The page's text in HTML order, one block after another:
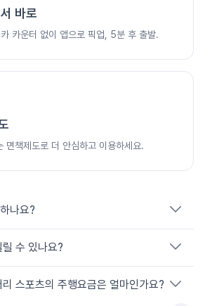
바로
카운터 없이 앱으로 픽업, 5분 후 출발.
면책제도로 더 안심하고 이용하세요.
나요?
치·일정을 선택한 뒤 원하는 차량을 고르면
수 있나요?
큼만 이용할 수 있어, 짧은 시내 주행부터
스포츠의 주행요금은 얼마인가요?